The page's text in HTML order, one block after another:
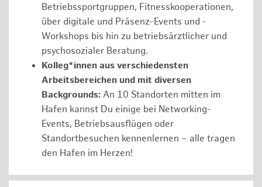
Betriebssportgruppen, Fitnesskooperationen,
über digitale und Präsenz-Events und -
Workshops bis hin zu betriebsärztlicher und
psychosozialer Beratung.
Kolleg*innen aus verschiedensten
Arbeitsbereichen und mit diversen
Backgrounds: An 10 Standorten mitten im
Hafen kannst Du einige bei Networking-
Events, Betriebsausflügen oder
Standortbesuchen kennenlernen – alle tragen
den Hafen im Herzen!